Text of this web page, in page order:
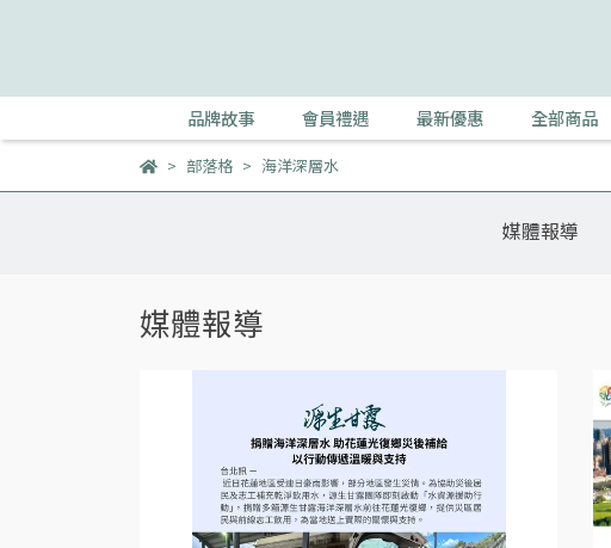
品牌故事 會員禮遇 最新優惠 全部商品
部落格 海洋深層水
媒體報導
媒體報導